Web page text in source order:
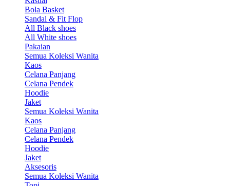
Bola Basket
Sandal & Fit Flop
All Black shoes
All White shoes
Pakaian
Semua Koleksi Wanita
Kaos
Celana Panjang
Celana Pendek
Hoodie
Jaket
Semua Koleksi Wanita
Kaos
Celana Panjang
Celana Pendek
Hoodie
Jaket
Aksesoris
Semua Koleksi Wanita